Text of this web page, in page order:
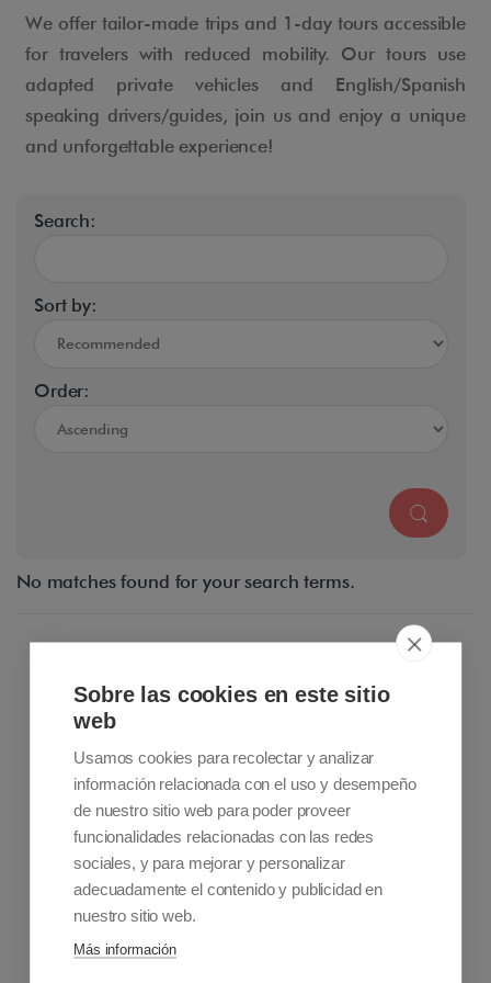
We offer tailor-made trips and 1-day tours accessible
for travelers with reduced mobility. Our tours use
adapted private vehicles and English/Spanish
speaking drivers/guides, join us and enjoy a unique
and unforgettable experience!
Search:
Sort by:
Order:
No matches found for your search terms.
Contact information
+34 915 701 682
info@accessiblemadrid.com
Sobre las cookies en este sitio
web
Usamos cookies para recolectar y analizar
información relacionada con el uso y desempeño
de nuestro sitio web para poder proveer
funcionalidades relacionadas con las redes
sociales, y para mejorar y personalizar
adecuadamente el contenido y publicidad en
nuestro sitio web.
Más información